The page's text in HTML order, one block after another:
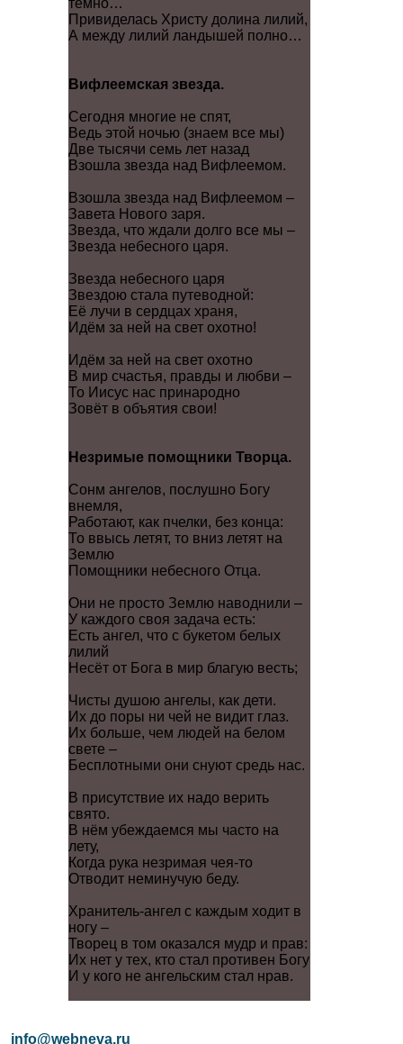
Привиделась Христу долина лилий,
А между лилий ландышей полно…
Вифлеемская звезда.
Сегодня многие не спят,
Ведь этой ночью (знаем все мы)
Две тысячи семь лет назад
Взошла звезда над Вифлеемом.
Взошла звезда над Вифлеемом –
Завета Нового заря.
Звезда, что ждали долго все мы –
Звезда небесного царя.
Звезда небесного царя
Звездою стала путеводной:
Её лучи в сердцах храня,
Идём за ней на свет охотно!
Идём за ней на свет охотно
В мир счастья, правды и любви –
То Иисус нас принародно
Зовёт в объятия свои!
Незримые помощники Творца.
Сонм ангелов, послушно Богу
внемля,
Работают, как пчелки, без конца:
То ввысь летят, то вниз летят на
Землю
Помощники небесного Отца.
Они не просто Землю наводнили –
У каждого своя задача есть:
Есть ангел, что с букетом белых
лилий
Несёт от Бога в мир благую весть;
Чисты душою ангелы, как дети.
Их до поры ни чей не видит глаз.
Их больше, чем людей на белом
свете –
Бесплотными они снуют средь нас.
В присутствие их надо верить
свято.
В нём убеждаемся мы часто на
лету,
Когда рука незримая чея-то
Отводит неминучую беду.
Хранитель-ангел с каждым ходит в
ногу –
Творец в том оказался мудр и прав:
Их нет у тех, кто стал противен Богу
И у кого не ангельским стал нрав.
info@webneva.ru